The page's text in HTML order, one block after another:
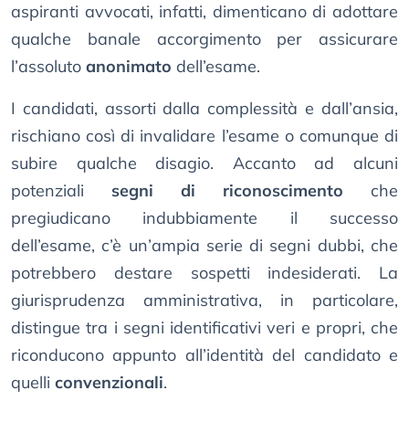
aspiranti avvocati, infatti, dimenticano di adottare
qualche banale accorgimento per assicurare
l’assoluto anonimato dell’esame.
I candidati, assorti dalla complessità e dall’ansia,
rischiano così di invalidare l’esame o comunque di
subire qualche disagio. Accanto ad alcuni
potenziali segni di riconoscimento che
pregiudicano indubbiamente il successo
dell’esame, c’è un’ampia serie di segni dubbi, che
potrebbero destare sospetti indesiderati. La
giurisprudenza amministrativa, in particolare,
distingue tra i segni identificativi veri e propri, che
riconducono appunto all’identità del candidato e
quelli convenzionali.